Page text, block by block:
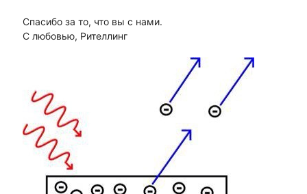
Спасибо за то, что вы с нами.
С любовью, Рителлинг